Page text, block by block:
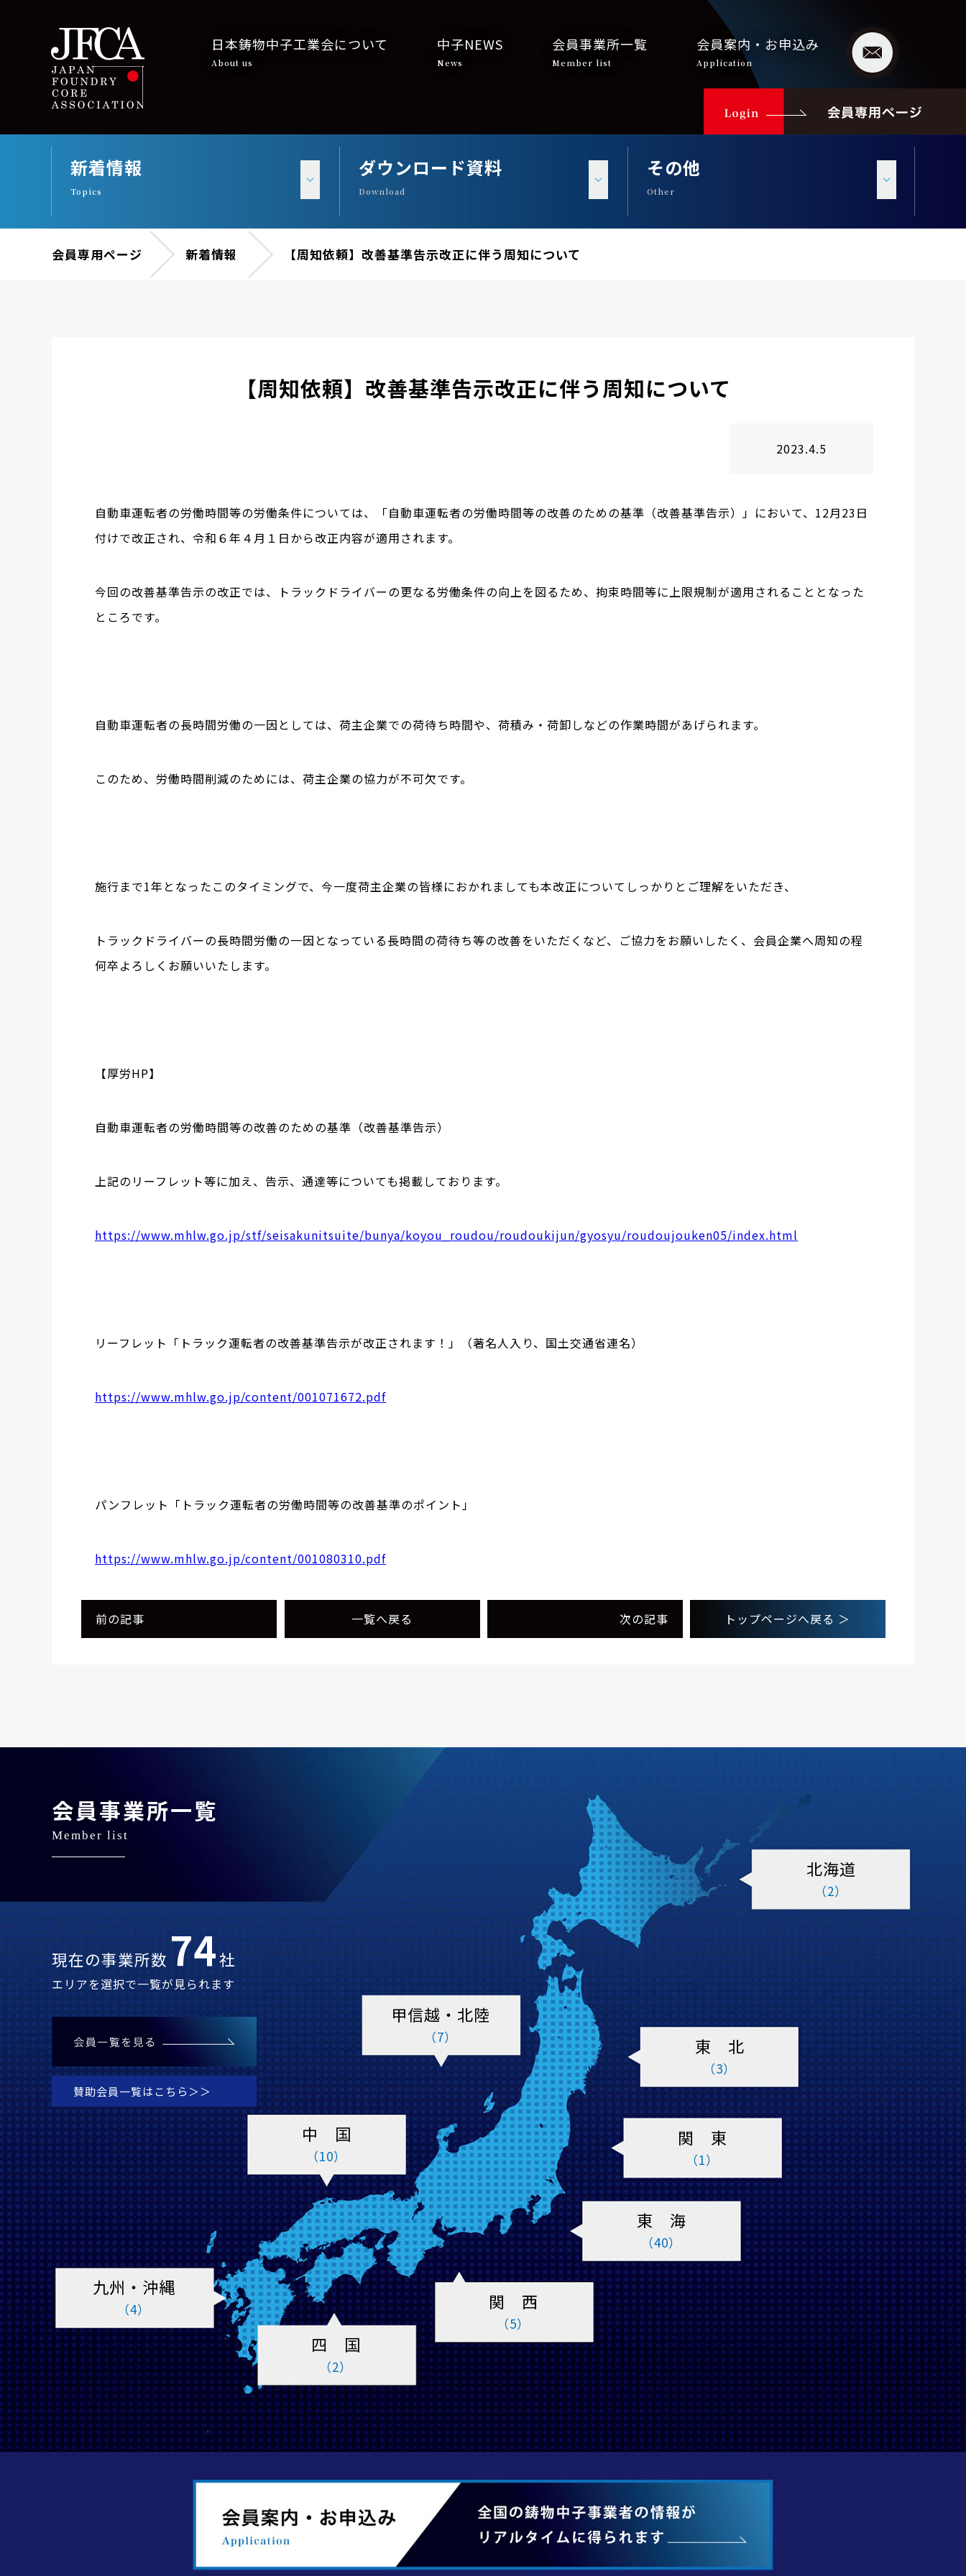
日本鋳物中子工業会について
About us
中子NEWS
News
会員事業所一覧
Member list
会員案内・お申込み
Application
新着情報
Topics
ダウンロード資料
Download
その他
Other
会員専用ページ 新着情報 【周知依頼】改善基準告示改正に伴う周知について
【周知依頼】改善基準告示改正に伴う周知について
2023.4.5
自動車運転者の労働時間等の労働条件については、「自動車運転者の労働時間等の改善のための基準（改善基準告示）」において、12月23日
付けで改正され、令和６年４月１日から改正内容が適用されます。
今回の改善基準告示の改正では、トラックドライバーの更なる労働条件の向上を図るため、拘束時間等に上限規制が適用されることとなった
ところです。
自動車運転者の長時間労働の一因としては、荷主企業での荷待ち時間や、荷積み・荷卸しなどの作業時間があげられます。
このため、労働時間削減のためには、荷主企業の協力が不可欠です。
施行まで1年となったこのタイミングで、今一度荷主企業の皆様におかれましても本改正についてしっかりとご理解をいただき、
トラックドライバーの長時間労働の一因となっている長時間の荷待ち等の改善をいただくなど、ご協力をお願いしたく、会員企業へ周知の程
何卒よろしくお願いいたします。
【厚労HP】
自動車運転者の労働時間等の改善のための基準（改善基準告示）
上記のリーフレット等に加え、告示、通達等についても掲載しております。
https://www.mhlw.go.jp/stf/seisakunitsuite/bunya/koyou_roudou/roudoukijun/gyosyu/roudoujouken05/index.html
リーフレット「トラック運転者の改善基準告示が改正されます！」（著名人入り、国土交通省連名）
https://www.mhlw.go.jp/content/001071672.pdf
パンフレット「トラック運転者の労働時間等の改善基準のポイント」
https://www.mhlw.go.jp/content/001080310.pdf
前の記事 一覧へ戻る 次の記事 トップページへ戻る ＞
会員事業所一覧
Member list
現在の事業所数74社
エリアを選択で一覧が見られます
賛助会員一覧はこちら＞＞
北海道
（2）
東 北
（3）
甲信越・北陸
（7）
関 東
（1）
東 海
（40）
関 西
（5）
中 国
（10）
四 国
（2）
九州・沖縄
（4）